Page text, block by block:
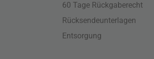
60 Tage Rückgaberecht
Rücksendeunterlagen
Entsorgung